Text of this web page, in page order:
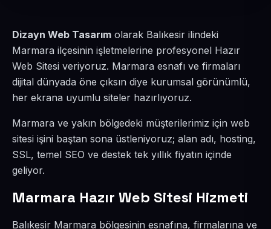
Dizayn Web Tasarım olarak Balıkesir ilindeki
Marmara ilçesinin işletmelerine profesyonel Hazır
Web Sitesi veriyoruz. Marmara esnafı ve firmaları
dijital dünyada öne çıksın diye kurumsal görünümlü,
her ekrana uyumlu siteler hazırlıyoruz.
Marmara ve yakın bölgedeki müşterilerimiz için web
sitesi işini baştan sona üstleniyoruz; alan adı, hosting,
SSL, temel SEO ve destek tek yıllık fiyatın içinde
geliyor.
Marmara Hazır Web Sitesi Hizmeti
Balıkesir Marmara bölgesinin esnafına, firmalarına ve